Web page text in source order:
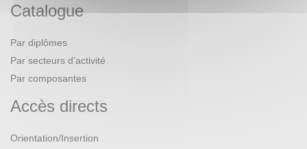
Catalogue
Par diplômes
Par secteurs d’activité
Par composantes
Accès directs
Orientation/Insertion